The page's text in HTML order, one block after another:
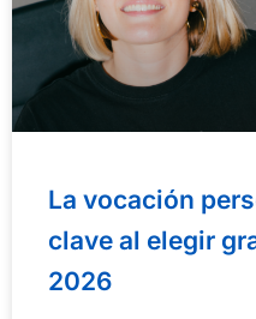
La vocación
clave al elegir
2026